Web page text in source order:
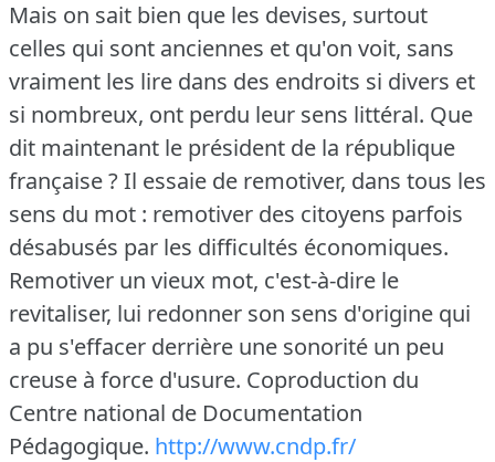
Mais on sait bien que les devises, surtout
celles qui sont anciennes et qu'on voit, sans
vraiment les lire dans des endroits si divers et
si nombreux, ont perdu leur sens littéral. Que
dit maintenant le président de la république
française ?Il essaie de remotiver, dans tous les
sens du mot : remotiver des citoyens parfois
désabusés par les difficultés économiques.
Remotiver un vieux mot, c'est-à-dire le
revitaliser, lui redonner son sens d'origine qui
a pu s'effacer derrière une sonorité un peu
creuse à force d'usure. Coproduction du
Centre national de Documentation
Pédagogique. http://www.cndp.fr/